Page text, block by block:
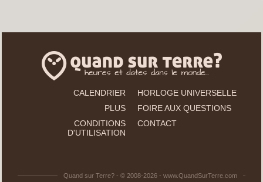
CALENDRIER
HORLOGE UNIVERSELLE
PLUS
FOIRE AUX QUESTIONS
CONDITIONS
D'UTILISATION
CONTACT
Quand sur Terre? - © 2008-2026 - www.QuandSurTerre.com